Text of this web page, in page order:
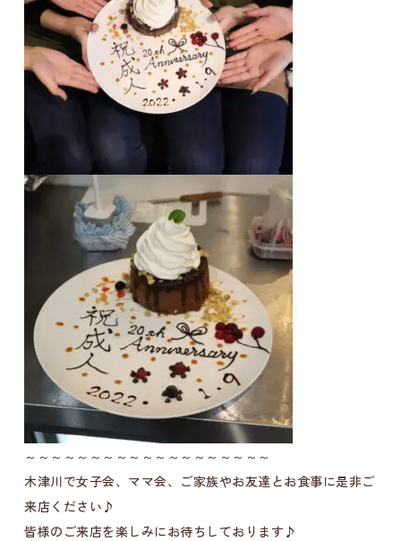
～～～～～～～～～～～～～～～～～～～
木津川で女子会、ママ会、ご家族やお友達とお食事に是非ご
来店ください♪
皆様のご来店を楽しみにお待ちしております♪